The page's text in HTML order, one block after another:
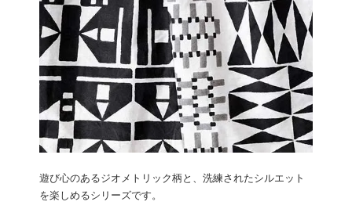
遊び心のあるジオメトリック柄と、洗練されたシルエット
を楽しめるシリーズです。